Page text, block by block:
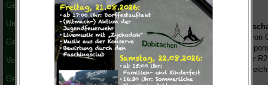
Gesundheitswesen
Unternehmen
Gasthof und Saal
Verkehr und ÖPNV
Geschichte
"[...]Erzgebirge: Radtour R2 -
Radweg R2 durch das Altenburger Land
nach Kostitz. Die von der Sparkasse
Abzweigungen. In Meucha weist einer der
Drogen und Meucha Kiesweg, der im
stärker ausgewaschen ist." [...]"